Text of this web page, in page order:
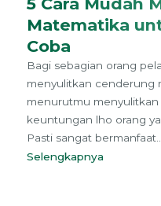
Matematika
Coba
Bagi sebagian orang
menyulitkan cenderung
menurutmu
keuntungan lho orang
Pasti sangat
Selengkapnya